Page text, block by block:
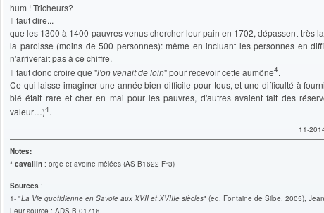
hum ! Tricheurs?
Il faut dire...
que les 1300 à 1400 pauvres venus chercher leur pain en 1702, dépassent très
la paroisse (moins de 500 personnes): même en incluant les personnes en
n'arriverait pas à ce chiffre.
Il faut donc croire que "l'on venait de loin" pour recevoir cette aumône4.
Ce qui laisse imaginer une année bien difficile pour tous, et une difficulté à
blé était rare et cher en mai pour les pauvres, d'autres avaient fait des
valeur…)4.
11-
Notes:
* cavallin : orge et avoine mêlées (AS B1622 F°3)
Sources :
1- "La Vie quotidienne en Savoie aux XVII et XVIIIe siècles" (ed. Fontaine de Siloe, 2005),
Leur source : ADS B 01716.